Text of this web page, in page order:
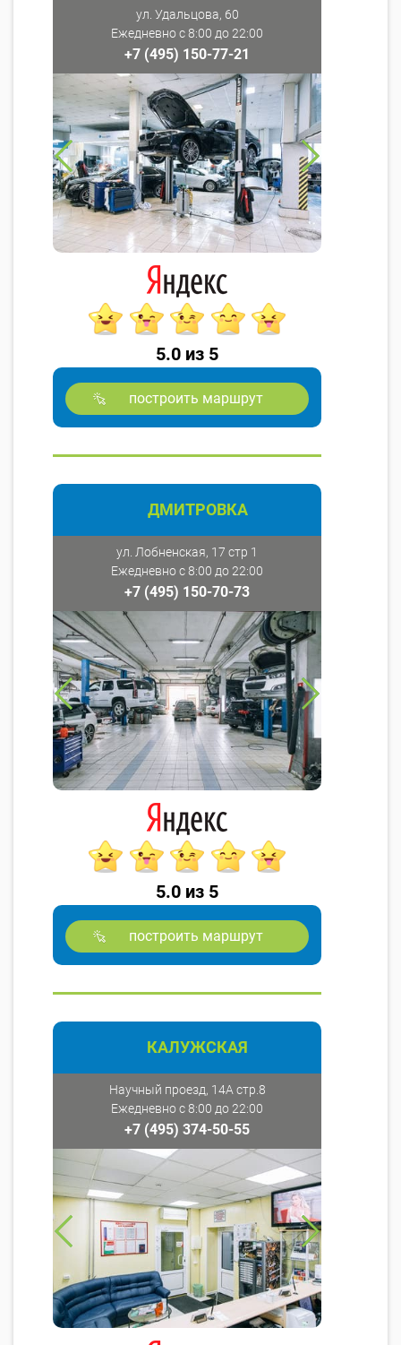
ул. Удальцова, 60
Ежедневно с 8:00 до 22:00
+7 (495) 150-77-21
5.0 из 5
построить маршрут
ДМИТРОВКА
ул. Лобненская, 17 стр 1
Ежедневно с 8:00 до 22:00
+7 (495) 150-70-73
5.0 из 5
построить маршрут
КАЛУЖСКАЯ
Научный проезд, 14А стр.8
Ежедневно с 8:00 до 22:00
+7 (495) 374-50-55